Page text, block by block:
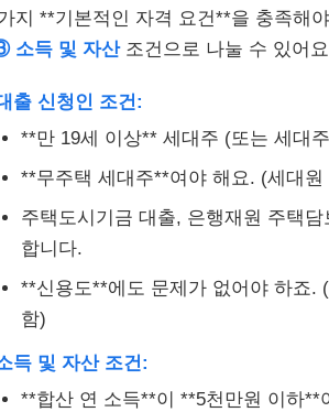
지 **기본적인 자격 요건**을 충족해
소득 및 자산조건으로 나눌 수 있어
출 신청인 조건:
**만 19세 이상** 세대주 (또는 세대
**무주택 세대주**여야 해요. (세대원
주택도시기금 대출, 은행재원 주택
합니다.
**신용도**에도 문제가 없어야 하죠.
함)
득 및 자산 조건:
**합산 연 소득**이 **5천만원 이하